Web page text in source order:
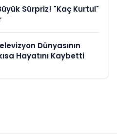
Sürpriz! "Kaç Kurtul"
Dünyasının
Hayatını Kaybetti